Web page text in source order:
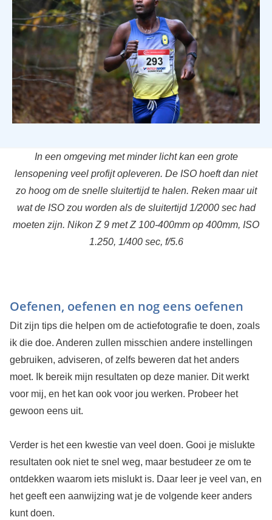
In een omgeving met minder licht kan een grote
lensopening veel profijt opleveren. De ISO hoeft dan niet
zo hoog om de snelle sluitertijd te halen. Reken maar uit
wat de ISO zou worden als de sluitertijd 1/2000 sec had
moeten zijn. Nikon Z 9 met Z 100-400mm op 400mm, ISO
1.250, 1/400 sec, f/5.6
Oefenen, oefenen en nog eens oefenen
Dit zijn tips die helpen om de actiefotografie te doen, zoals
ik die doe. Anderen zullen misschien andere instellingen
gebruiken, adviseren, of zelfs beweren dat het anders
moet. Ik bereik mijn resultaten op deze manier. Dit werkt
voor mij, en het kan ook voor jou werken. Probeer het
gewoon eens uit.
Verder is het een kwestie van veel doen. Gooi je mislukte
resultaten ook niet te snel weg, maar bestudeer ze om te
ontdekken waarom iets mislukt is. Daar leer je veel van, en
het geeft een aanwijzing wat je de volgende keer anders
kunt doen.